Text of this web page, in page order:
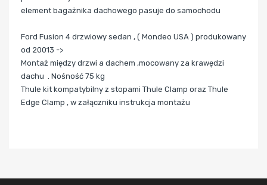
element bagażnika dachowego pasuje do samochodu
Ford Fusion 4 drzwiowy sedan , ( Mondeo USA ) produkowany
od 20013 ->
Montaż między drzwi a dachem ,mocowany za krawędzi
dachu . Nośność 75 kg
Thule kit kompatybilny z stopami Thule Clamp oraz Thule
Edge Clamp , w załączniku instrukcja montażu